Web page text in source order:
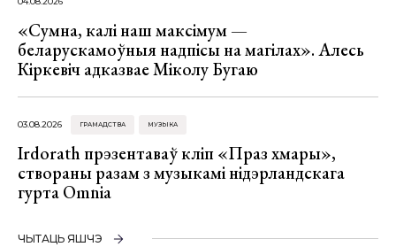
«Сумна, калі наш максімум —
беларускамоўныя надпісы на магілах». Алесь
Кіркевіч адказвае Міколу Бугаю
03.08.2026 ГРАМАДСТВА МУЗЫКА
Irdorath прэзентаваў кліп «Праз хмары»,
створаны разам з музыкамі нідэрландскага
гурта Omnia
ЧЫТАЦЬ ЯШЧЭ